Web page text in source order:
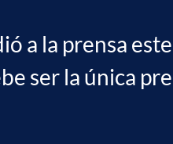
a la prensa
ser la única